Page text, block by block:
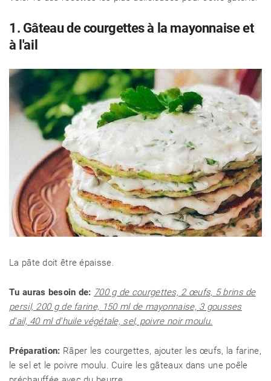
1. Gâteau de courgettes à la mayonnaise et
à l'ail
La pâte doit être épaisse.
Tu auras besoin de: 700 g de courgettes, 2 œufs, 5 brins de
persil, 200 g de farine, 150 ml de mayonnaise, 3 gousses
d'ail, 40 ml d'huile végétale, sel, poivre noir moulu.
Préparation: Râper les courgettes, ajouter les œufs, la farine,
le sel et le poivre moulu. Cuire les gâteaux dans une poêle